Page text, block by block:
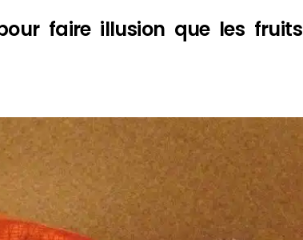
faire illusion que les fruits